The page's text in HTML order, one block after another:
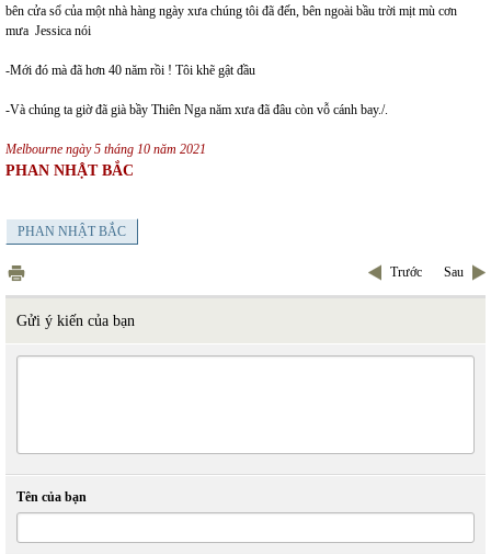
bên cửa sổ của một nhà hàng ngày xưa chúng tôi đã đến, bên ngoài bầu trời mịt mù cơn
mưa Jessica nói
-Mới đó mà đã hơn 40 năm rồi ! Tôi khẽ gật đầu
-Và chúng ta giờ đã già bầy Thiên Nga năm xưa đã đâu còn vỗ cánh bay./.
Melbourne ngày 5 tháng 10 năm 2021
PHAN NHẬT BẮC
PHAN NHẬT BẮC
Trước Sau
Gửi ý kiến của bạn
Tên của bạn